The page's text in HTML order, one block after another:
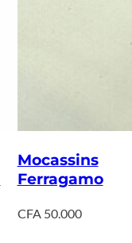
Mocassins
Ferragamo
CFA50.000